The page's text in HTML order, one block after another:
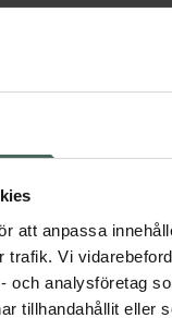
att anpassa
Vi
och analysföretag
tillhandahållit
5 i omdöme
30 ml
Kampanjpris online